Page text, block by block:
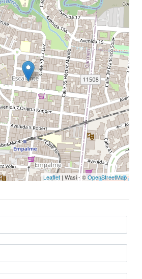
Leaflet | Wasi - ©OpenStreetMap